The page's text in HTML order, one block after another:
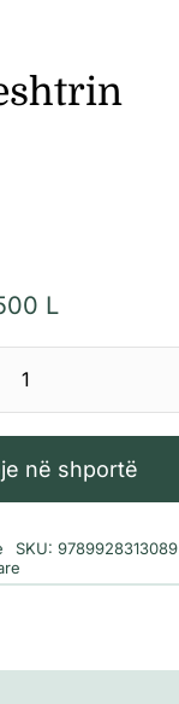
L
Sasi
me
në shportë
SKU: 9789928313089